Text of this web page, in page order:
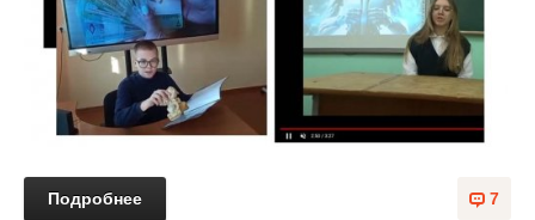
7
Подробнее